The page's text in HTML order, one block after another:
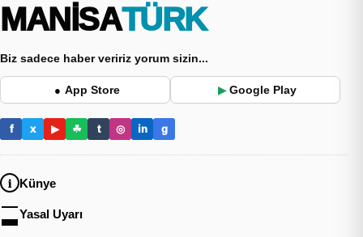
MANİSA TÜRK
Biz sadece haber veririz yorum sizin...
● App Store ▶ Google Play
f x ▶ ☘ t ◎ in g
Künye
Yasal Uyarı